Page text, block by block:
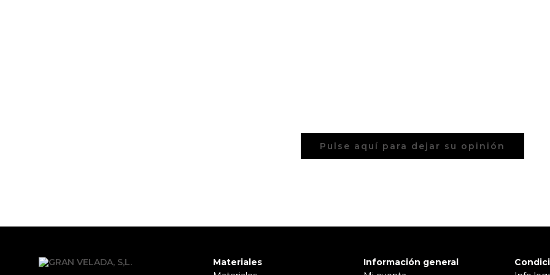
Pulse aquí para dejar su opinión
Materiales
Información general